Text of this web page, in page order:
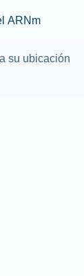
main content
ARNm
su ubicación